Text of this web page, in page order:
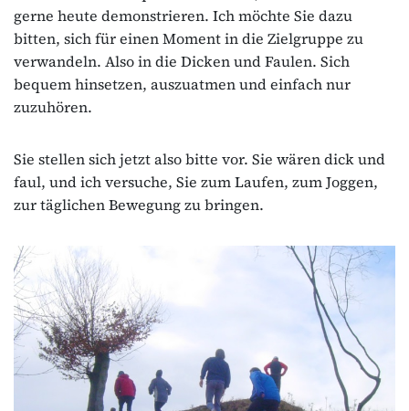
gerne heute demonstrieren. Ich möchte Sie dazu
bitten, sich für einen Moment in die Zielgruppe zu
verwandeln. Also in die Dicken und Faulen. Sich
bequem hinsetzen, auszuatmen und einfach nur
zuzuhören.
Sie stellen sich jetzt also bitte vor. Sie wären dick und
faul, und ich versuche, Sie zum Laufen, zum Joggen,
zur täglichen Bewegung zu bringen.